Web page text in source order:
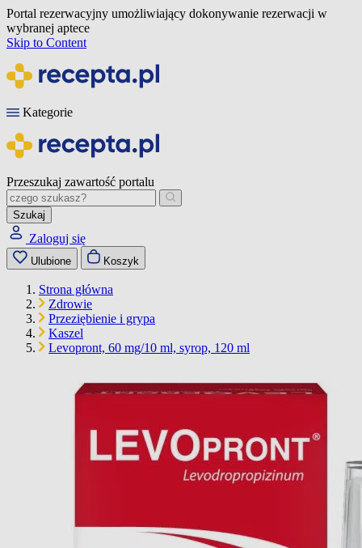
Portal rezerwacyjny umożliwiający dokonywanie rezerwacji w
wybranej aptece
Skip to Content
Kategorie
Przeszukaj zawartość portalu
Szukaj
Zaloguj się
Ulubione Koszyk
Strona główna
Zdrowie
Przeziębienie i grypa
Kaszel
Levopront, 60 mg/10 ml, syrop, 120 ml